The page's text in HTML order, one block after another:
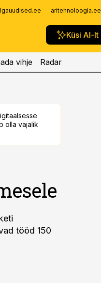
aritehnoloogia.ee
Küsi AI-lt
vihje Radar
olla vajalik
tööd 150